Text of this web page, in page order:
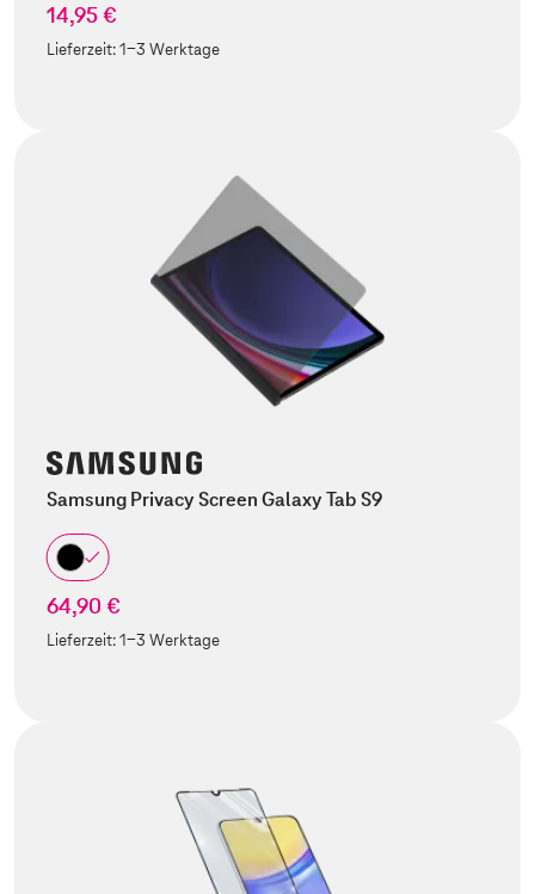
14,95 €
Lieferzeit:1-3 Werktage
Samsung Privacy Screen Galaxy Tab S9
64,90 €
Lieferzeit:1-3 Werktage